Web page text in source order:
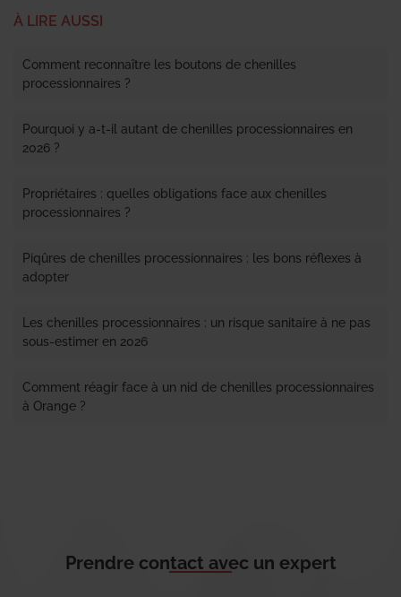
À LIRE AUSSI
Comment reconnaître les boutons de chenilles
processionnaires ?
Pourquoi y a-t-il autant de chenilles processionnaires en
2026 ?
Propriétaires : quelles obligations face aux chenilles
processionnaires ?
Piqûres de chenilles processionnaires : les bons réflexes à
adopter
Les chenilles processionnaires : un risque sanitaire à ne pas
sous-estimer en 2026
Comment réagir face à un nid de chenilles processionnaires
à Orange ?
Prendre contact avec un expert